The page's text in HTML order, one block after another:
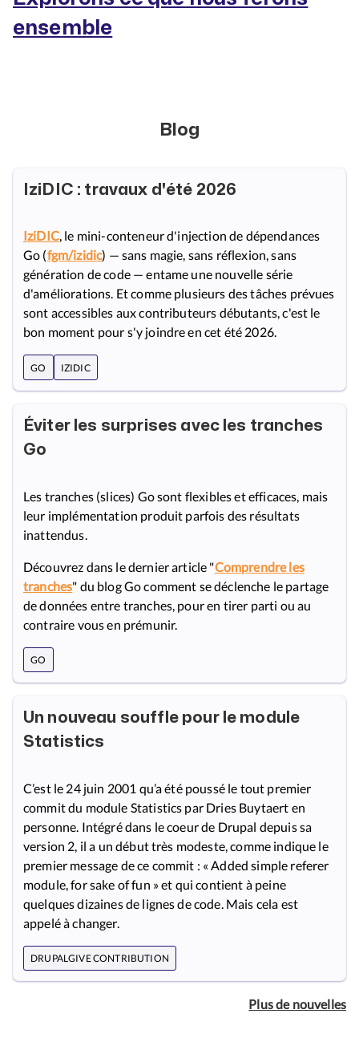
ensemble
Blog
IziDIC : travaux d'été 2026
IziDIC, le mini-conteneur d'injection de dépendances
Go (fgm/izidic) — sans magie, sans réflexion, sans
génération de code — entame une nouvelle série
d'améliorations. Et comme plusieurs des tâches prévues
sont accessibles aux contributeurs débutants, c'est le
bon moment pour s'y joindre en cet été 2026.
GO IZIDIC
Éviter les surprises avec les tranches
Go
Les tranches (slices) Go sont flexibles et efficaces, mais
leur implémentation produit parfois des résultats
inattendus.
Découvrez dans le dernier article "Comprendre les
tranches" du blog Go comment se déclenche le partage
de données entre tranches, pour en tirer parti ou au
contraire vous en prémunir.
GO
Un nouveau souffle pour le module
Statistics
C’est le 24 juin 2001 qu’a été poussé le tout premier
commit du module Statistics par Dries Buytaert en
personne. Intégré dans le coeur de Drupal depuis sa
version 2, il a un début très modeste, comme indique le
premier message de ce commit : « Added simple referer
module, for sake of fun » et qui contient à peine
quelques dizaines de lignes de code. Mais cela est
appelé à changer.
DRUPALGIVE CONTRIBUTION
Plus de nouvelles